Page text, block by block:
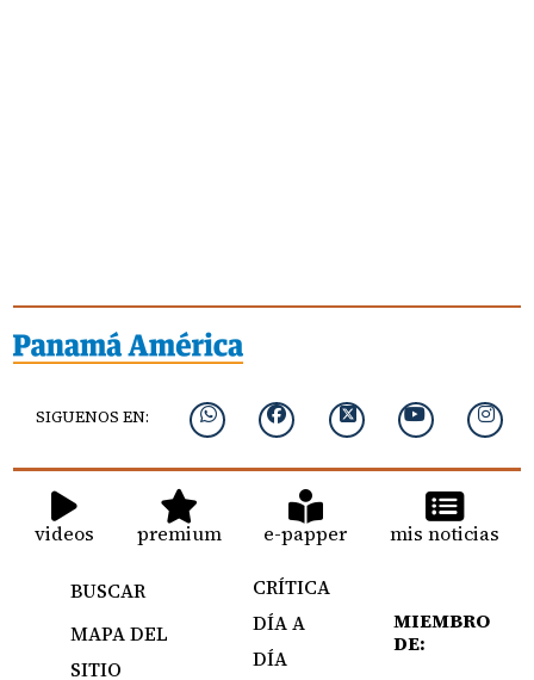
SIGUENOS EN:
videos premium e-papper mis noticias
BUSCAR
MAPA DEL
SITIO
CRÍTICA
DÍA A
DÍA
MIEMBRO
DE: